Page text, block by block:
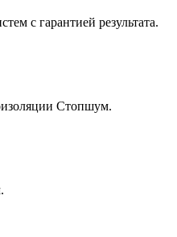
с гарантией результата.
Стопшум.